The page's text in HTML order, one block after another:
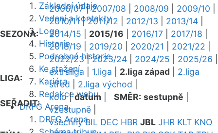
Základní údaje
Vedení a kontakty
Logo
Historie
Podrobná historie
Ke stažení
Kariéra
Redakce webu
DRFG Arena
DRFG Arena
SEZONA:
2006/07|2007/08 2008/09 2009/10
2010/11|2011/12 2012/13 2013/14
2014/15
2015/16 2016/17 2017/18
2018/19
2019/20 2020/21 2021/22
2022/23|2023/24 2024/25 2025/26
LIGA:
extraliga 1.liga 2.liga západ
2.liga
střed
2.liga východ
SEŘADIT:
kolo|datum SMĚR: sestupně
vzestupně
všechny BIL DEC HBR JBL JHR KLT KNO